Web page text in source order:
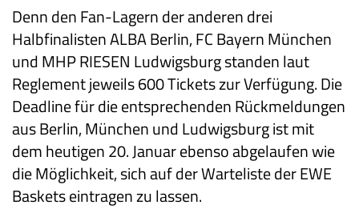
Denn den Fan-Lagern der anderen drei
Halbfinalisten ALBA Berlin, FC Bayern München
und MHP RIESEN Ludwigsburg standen laut
Reglement jeweils 600 Tickets zur Verfügung. Die
Deadline für die entsprechenden Rückmeldungen
aus Berlin, München und Ludwigsburg ist mit
dem heutigen 20. Januar ebenso abgelaufen wie
die Möglichkeit, sich auf der Warteliste der EWE
Baskets eintragen zu lassen.